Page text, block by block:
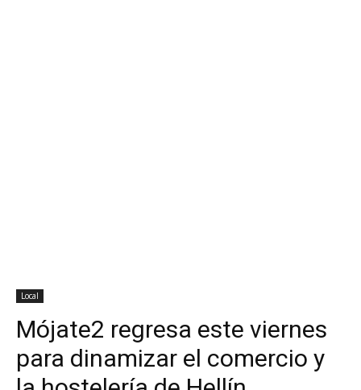
Local
Mójate2 regresa este viernes
para dinamizar el comercio y